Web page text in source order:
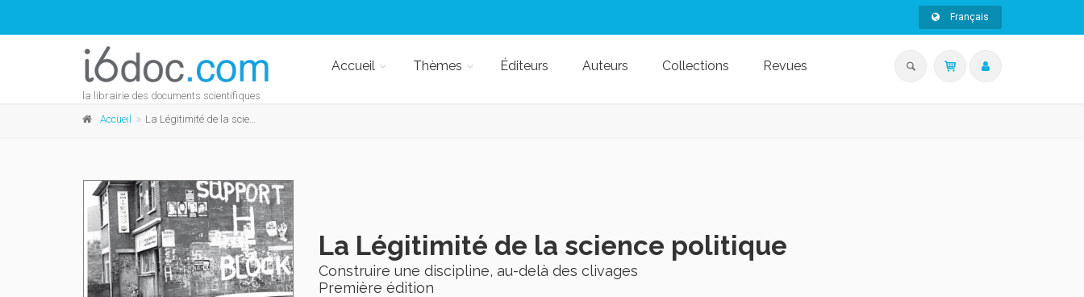
Français
la librairie des documents scientifiques
Accueil Thèmes Éditeurs Auteurs Collections Revues
Accueil La Légitimité de la science politique
La Légitimité de la science politique
Construire une discipline, au-delà des clivages
Première édition